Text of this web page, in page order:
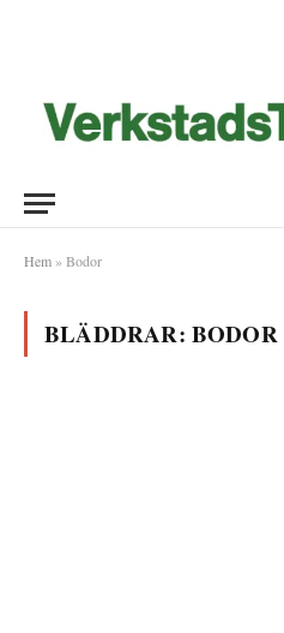
Hem » Bodor
BLÄDDRAR: BODOR